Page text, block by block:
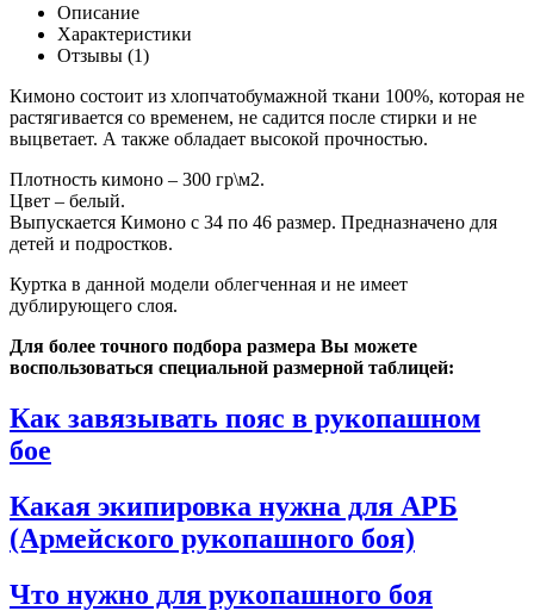
Описание
Характеристики
Отзывы (1)
Кимоно состоит из хлопчатобумажной ткани 100%, которая не
растягивается со временем, не садится после стирки и не
выцветает. А также обладает высокой прочностью.
Плотность кимоно – 300 гр\м2.
Цвет – белый.
Выпускается Кимоно с 34 по 46 размер. Предназначено для
детей и подростков.
Куртка в данной модели облегченная и не имеет
дублирующего слоя.
Для более точного подбора размера Вы можете
воспользоваться специальной размерной таблицей:
Как завязывать пояс в рукопашном
бое
Какая экипировка нужна для АРБ
(Армейского рукопашного боя)
Что нужно для рукопашного боя